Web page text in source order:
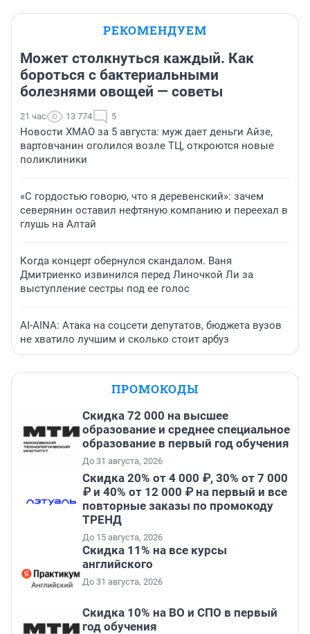
РЕКОМЕНДУЕМ
Может столкнуться каждый. Как
бороться с бактериальными
болезнями овощей — советы
21 час 13 774 5
Новости ХМАО за 5 августа: муж дает деньги Айзе,
вартовчанин оголился возле ТЦ, откроются новые
поликлиники
«С гордостью говорю, что я деревенский»: зачем
северянин оставил нефтяную компанию и переехал в
глушь на Алтай
Когда концерт обернулся скандалом. Ваня
Дмитриенко извинился перед Линочкой Ли за
выступление сестры под ее голос
AI-AINA: Атака на соцсети депутатов, бюджета вузов
не хватило лучшим и сколько стоит арбуз
ПРОМОКОДЫ
Скидка 72 000 на высшее
образование и среднее специальное
образование в первый год обучения
До 31 августа, 2026
Скидка 20% от 4 000 ₽, 30% от 7 000
₽ и 40% от 12 000 ₽ на первый и все
повторные заказы по промокоду
ТРЕНД
До 15 августа, 2026
Скидка 11% на все курсы
английского
До 31 августа, 2026
Скидка 10% на ВО и СПО в первый
год обучения